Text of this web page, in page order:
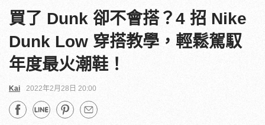
買了 Dunk 卻不會搭？4 招 Nike
Dunk Low 穿搭教學，輕鬆駕馭
年度最火潮鞋！
Kai 2022年2月28日 20:00